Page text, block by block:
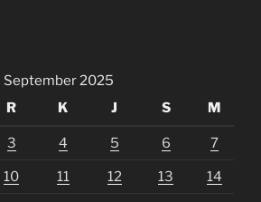
September 2025
R K J S M
3 4 5 6 7
10 11 12 13 14